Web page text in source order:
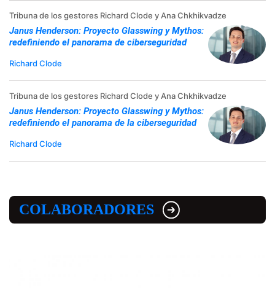
Tribuna de los gestores Richard Clode y Ana Chkhikvadze
Janus Henderson: Proyecto Glasswing y Mythos:
redefiniendo el panorama de ciberseguridad
Richard Clode
Tribuna de los gestores Richard Clode y Ana Chkhikvadze
Janus Henderson: Proyecto Glasswing y Mythos:
redefiniendo el panorama de la ciberseguridad
Richard Clode
COLABORADORES